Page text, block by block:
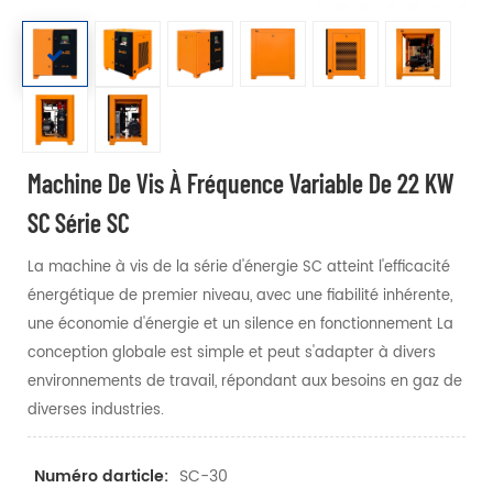
Machine De Vis À Fréquence Variable De 22 KW
SC Série SC
La machine à vis de la série d'énergie SC atteint l'efficacité
énergétique de premier niveau, avec une fiabilité inhérente,
une économie d'énergie et un silence en fonctionnement La
conception globale est simple et peut s'adapter à divers
environnements de travail, répondant aux besoins en gaz de
diverses industries.
Numéro darticle: SC-30